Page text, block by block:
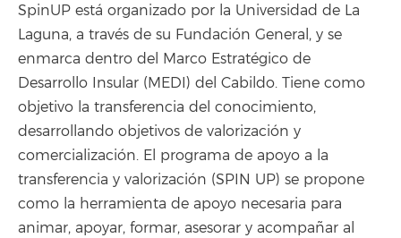
SpinUP está organizado por la Universidad de La
Laguna, a través de su Fundación General, y se
enmarca dentro del Marco Estratégico de
Desarrollo Insular (MEDI) del Cabildo. Tiene como
objetivo la transferencia del conocimiento,
desarrollando objetivos de valorización y
comercialización. El programa de apoyo a la
transferencia y valorización (SPIN UP) se propone
como la herramienta de apoyo necesaria para
animar, apoyar, formar, asesorar y acompañar al